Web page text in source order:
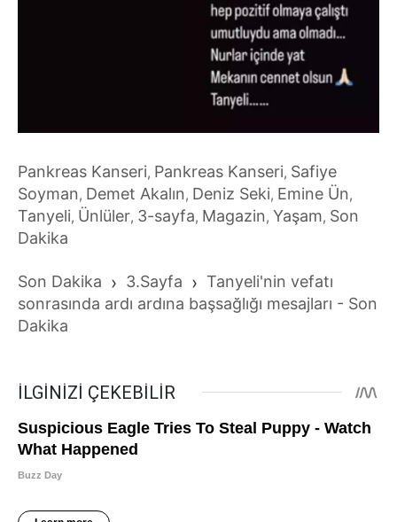
Pankreas Kanseri, Pankreas Kanseri, Safiye
Soyman, Demet Akalın, Deniz Seki, Emine Ün,
Tanyeli, Ünlüler, 3-sayfa, Magazin, Yaşam, Son
Dakika
Son Dakika › 3.Sayfa › Tanyeli'nin vefatı
sonrasında ardı ardına başsağlığı mesajları - Son
Dakika